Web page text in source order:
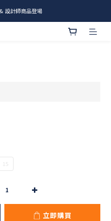
Y2 新發售
設計師商品登場
15
立即購買